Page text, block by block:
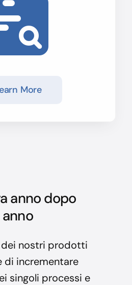
More
anno dopo
anno
dei nostri prodotti
di incrementare
singoli processi e